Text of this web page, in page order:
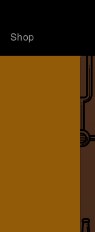
Shop